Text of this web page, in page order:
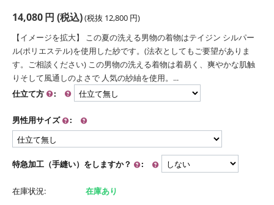
14,080円 (税込)(税抜 12,800 円)
【イメージを拡大】 この夏の洗える男物の着物はテイジン シルパー
ル(ポリエステル)を使用した紗です。(法衣としてもご要望がありま
す。ご相談ください) この男物の洗える着物は着易く、爽やかな肌触
りそして風通しのよさで 人気の紗紬を使用。...
仕立て方
:
男性用サイズ :
特急加工（手縫い）をしますか？ :
在庫状況: 在庫あり